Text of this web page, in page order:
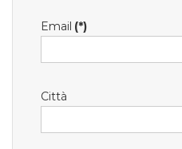
Email (*)
Città